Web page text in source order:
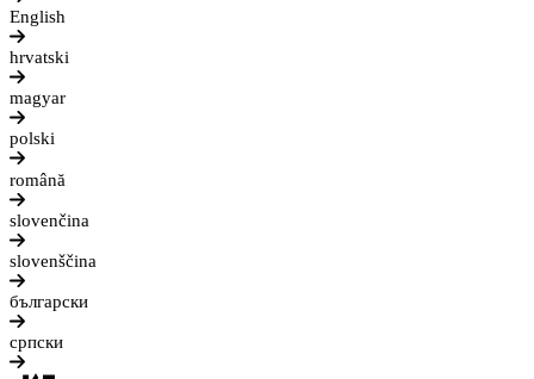
English
hrvatski
magyar
polski
română
slovenčina
slovenščina
български
српски